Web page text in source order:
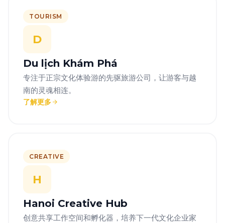
TOURISM
D
Du lịch Khám Phá
专注于正宗文化体验游的先驱旅游公司，让游客与越
南的灵魂相连。
了解更多
CREATIVE
H
Hanoi Creative Hub
创意共享工作空间和孵化器，培养下一代文化企业家